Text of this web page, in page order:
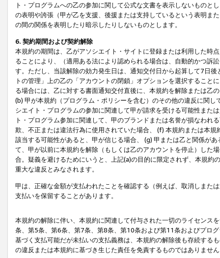
ト・プログラムへの乙の参加に関して公式な文書を表示しないもの
の表明や誇張（甲が乙を支援、後援または支持しているという表明ま
の間の関係を表明したり暗示したりしないものとします。
6. 契約期間および契約解除
本規約の期間は、乙がアソシエイト・サイトに登録または利用した時
ることにより、（適用ある法により認められる場合は、自動的かつ訴
す。ただし、当該解除の効力発生日は、通知交付日から起算して7日
トの管理」上の乙の「アカウントの閉鎖」オプションを選択するこ
る場合には、乙に対する書面通知交付直後に、本規約を解除または乙
(b) 甲が本規約（プログラム・ポリシーを含む）のその他の違反に関
シエイト・プログラムの参加に関連して甲が請求を受ける可能性また
ト・プログラム参加に関連して、甲のブランドまたは名誉が損なわれ
欺、不正または違法行為に使用されていた場合、 (f) 本規約または本
該当する可能性があると、甲が信じる場合、 (g) 甲または乙と関係が
て、甲が以前に本規約を解除（もしくは乙のアカウントを停止）した
合。疑義を避けるためにいうと、上記(a)の目的に限定されず、本規
重大な違反とみなされます。
甲は、正確な金額が支払われたことを確認する（例えば、取消しまた
支払いを保留することがあります。
本規約の解除に伴い、本規約に関連して付与された一切のライセンス
条、第5条、第6条、第7条、第8条、第10条および第11条およびプロ
基づく支払可能だが未払いの支払義務は、本規約の解除後も存続する
の違反または本規約に基づき生じた責任を免責するものではありませ